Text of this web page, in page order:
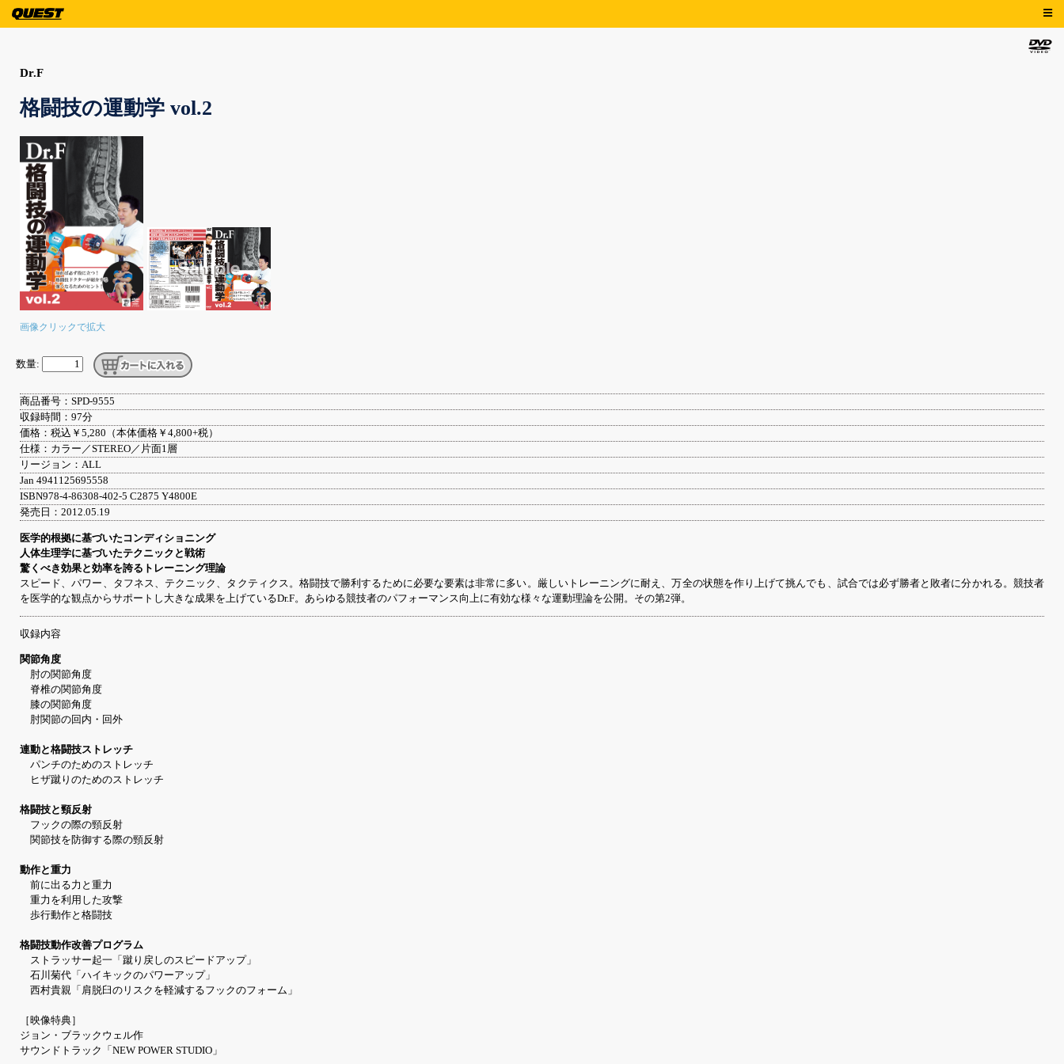
Dr.F
格闘技の運動学 vol.2
画像クリックで拡大
数量:
商品番号：SPD-9555
収録時間：97分
価格：税込￥5,280（本体価格￥4,800+税）
仕様：カラー／STEREO／片面1層
リージョン：ALL
Jan 4941125695558
ISBN978-4-86308-402-5 C2875 Y4800E
発売日：2012.05.19
医学的根拠に基づいたコンディショニング
人体生理学に基づいたテクニックと戦術
驚くべき効果と効率を誇るトレーニング理論
スピード、パワー、タフネス、テクニック、タクティクス。格闘技で勝利するために必要な要素は非常に多い。厳しいトレーニングに耐え、万全の状態を作り上げて挑んでも、試合では必ず勝者と敗者に分かれる。競技者
を医学的な観点からサポートし大きな成果を上げているDr.F。あらゆる競技者のパフォーマンス向上に有効な様々な運動理論を公開。その第2弾。
収録内容
関節角度
肘の関節角度
脊椎の関節角度
膝の関節角度
肘関節の回内・回外
連動と格闘技ストレッチ
パンチのためのストレッチ
ヒザ蹴りのためのストレッチ
格闘技と頸反射
フックの際の頸反射
関節技を防御する際の頸反射
動作と重力
前に出る力と重力
重力を利用した攻撃
歩行動作と格闘技
格闘技動作改善プログラム
ストラッサー起一「蹴り戻しのスピードアップ」
石川菊代「ハイキックのパワーアップ」
西村貴親「肩脱臼のリスクを軽減するフックのフォーム」
［映像特典］
ジョン・ブラックウェル作
サウンドトラック「NEW POWER STUDIO」